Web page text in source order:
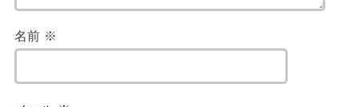
名前 ※